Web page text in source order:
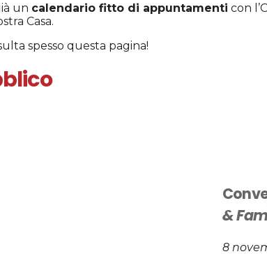
un calendario fitto di appuntamenti con
Casa.
spesso questa pagina!
&
8